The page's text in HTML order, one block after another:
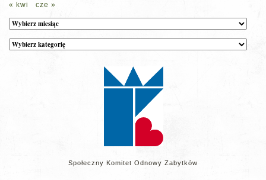
« kwi cze »
Archiwum
Kategorie
wpisów
Społeczny Komitet Odnowy Zabytków